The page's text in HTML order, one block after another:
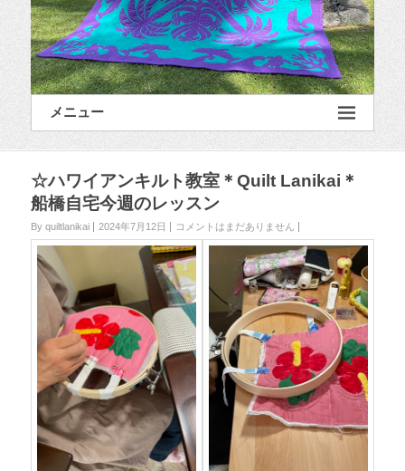
メニュー
☆ハワイアンキルト教室＊Quilt Lanikai＊
船橋自宅今週のレッスン
By quiltlanikai 2024年7月12日 コメントはまだありません